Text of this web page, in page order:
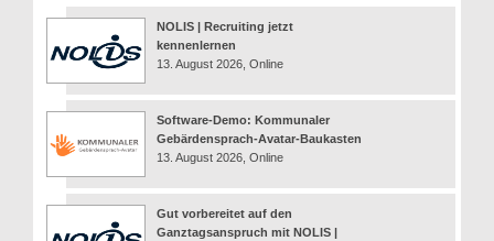
NOLIS | Recruiting jetzt
kennenlernen
13. August 2026, Online
Software-Demo: Kommunaler
Gebärdensprach-Avatar-Baukasten
13. August 2026, Online
Gut vorbereitet auf den
Ganztagsanspruch mit NOLIS |